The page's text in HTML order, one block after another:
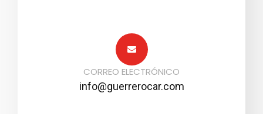
CORREO ELECTRÓNICO
info@guerrerocar.com